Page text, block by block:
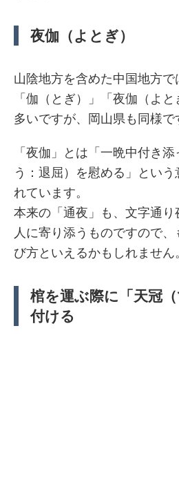
夜伽（よとぎ）
山陰地方を含めた中国地方で
「伽（とぎ）」「夜伽（よ
多いですが、岡山県も同様で
「夜伽」とは「一晩中付き
う：退屈）を慰める」という
れています。
本来の「通夜」も、文字通
人に寄り添うものですので
び方といえるかもしれません
棺を運ぶ際に「天冠
付ける